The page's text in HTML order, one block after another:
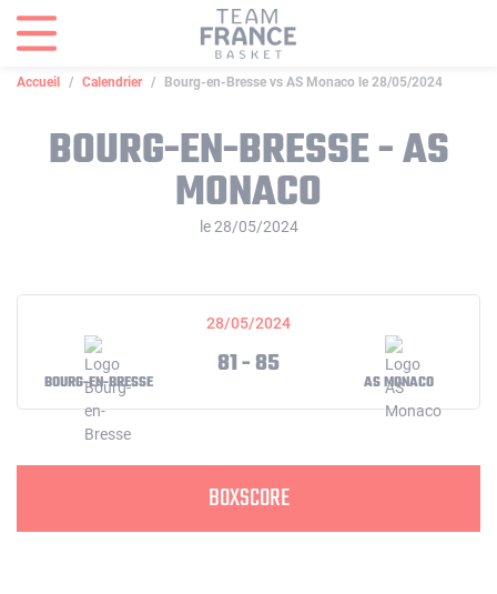
Accueil Calendrier Bourg-en-Bresse vs AS Monaco le 28/05/2024
BOURG-EN-BRESSE - AS
MONACO
le 28/05/2024
28/05/2024
BOURG-EN-BRESSE
81 - 85
AS MONACO
BOXSCORE
Panneau de gestion des cookies